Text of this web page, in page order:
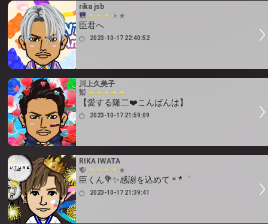
rika jsb
臣君へ
2023-10-17 22:40:52
川上久美子
【愛する隆二❤️こんばんは】
2023-10-17 21:59:09
RIKA IWATA
臣くん💐✨感謝を込めて＊*゜
2023-10-17 21:39:41